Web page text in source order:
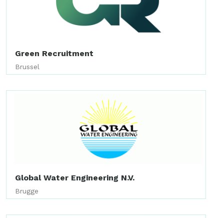
Green Recruitment
Brussel
Global Water Engineering N.V.
Brugge